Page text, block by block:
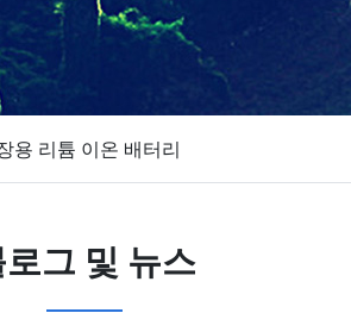
용 리튬 이온 배터리
그 및 뉴스